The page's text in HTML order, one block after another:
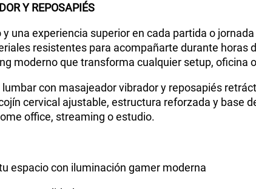
Y REPOSAPIÉS
una experiencia superior en cada partida o jornada
resistentes para acompañarte durante horas
moderno que transforma cualquier setup, oficina
con masajeador vibrador y reposapiés
cervical ajustable, estructura reforzada y base
office, streaming o estudio.
espacio con iluminación gamer moderna